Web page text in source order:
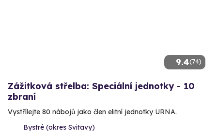
9.4(74)
Zážitková střelba: Speciální jednotky - 10
zbraní
Vystřílejte 80 nábojů jako člen elitní jednotky URNA.
Bystré (okres Svitavy)